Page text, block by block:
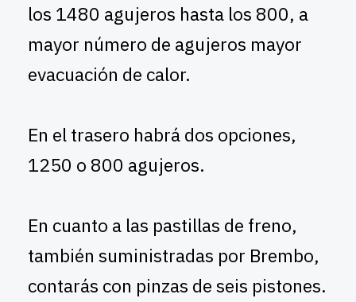
los 1480 agujeros hasta los 800, a
mayor número de agujeros mayor
evacuación de calor.
En el trasero habrá dos opciones,
1250 o 800 agujeros.
En cuanto a las pastillas de freno,
también suministradas por Brembo,
contarás con pinzas de seis pistones.